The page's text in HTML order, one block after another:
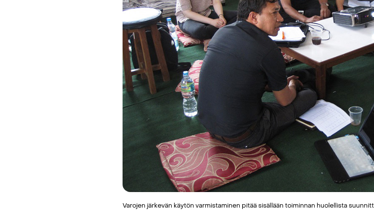
Varojen järkevän käytön varmistaminen pitää sisällään toiminnan huolellista